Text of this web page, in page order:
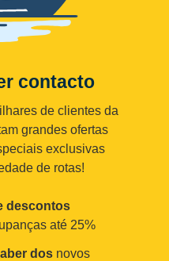
contacto
de clientes da
grandes ofertas
exclusivas
de rotas!
descontos
até 25%
dos novos